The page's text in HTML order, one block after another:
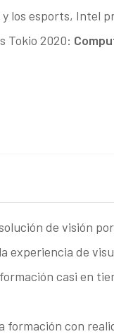
los esports, Intel
Tokio 2020:
de visión
experiencia de
casi en
formación con